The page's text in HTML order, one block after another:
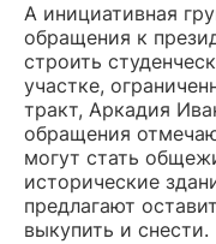
А инициативная
обращения к
строить
участке,
тракт, Аркадия
обращения
могут стать
исторические
предлагают
выкупить и снести.